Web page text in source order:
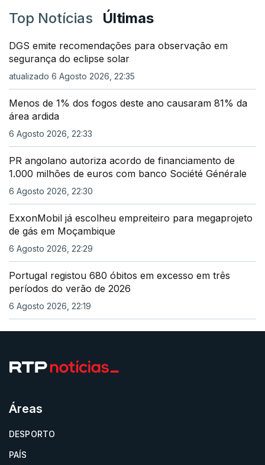
Top Notícias Últimas
DGS emite recomendações para observação em
segurança do eclipse solar
atualizado 6 Agosto 2026, 22:35
Menos de 1% dos fogos deste ano causaram 81% da
área ardida
6 Agosto 2026, 22:33
PR angolano autoriza acordo de financiamento de
1.000 milhões de euros com banco Société Générale
6 Agosto 2026, 22:30
ExxonMobil já escolheu empreiteiro para megaprojeto
de gás em Moçambique
6 Agosto 2026, 22:29
Portugal registou 680 óbitos em excesso em três
períodos do verão de 2026
6 Agosto 2026, 22:19
Áreas
DESPORTO
PAÍS